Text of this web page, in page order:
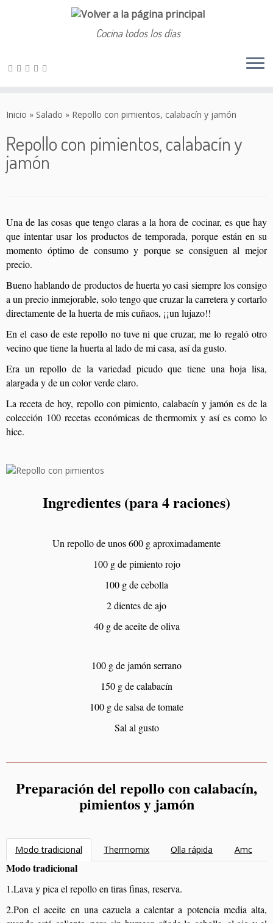
Cocina todos los días
Inicio » Salado » Repollo con pimientos, calabacín y jamón
Repollo con pimientos, calabacín y
jamón
Una de las cosas que tengo claras a la hora de cocinar, es que hay
que intentar usar los productos de temporada, porque están en su
momento óptimo de consumo y porque se consiguen al mejor
precio.
Bueno hablando de productos de huerta yo casi siempre los consigo
a un precio inmejorable, solo tengo que cruzar la carretera y cortarlo
directamente de la huerta de mis cuñaos, ¡¡un lujazo!!
En el caso de este repollo no tuve ni que cruzar, me lo regaló otro
vecino que tiene la huerta al lado de mi casa, así da gusto.
Era un repollo de la variedad picudo que tiene una hoja lisa,
alargada y de un color verde claro.
La receta de hoy, repollo con pimiento, calabacín y jamón es de la
colección 100 recetas económicas de thermomix y así es como lo
hice.
Ingredientes (para 4 raciones)
Un repollo de unos 600 g aproximadamente
100 g de pimiento rojo
100 g de cebolla
2 dientes de ajo
40 g de aceite de oliva
100 g de jamón serrano
150 g de calabacín
100 g de salsa de tomate
Sal al gusto
Preparación del repollo con calabacín,
pimientos y jamón
Modo tradicional Thermomix Olla rápida Amc
Modo tradicional
1.Lava y pica el repollo en tiras finas, reserva.
2.Pon el aceite en una cazuela a calentar a potencia media alta,